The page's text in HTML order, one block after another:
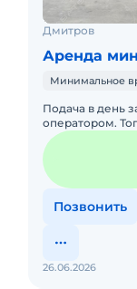
Дмитров
Аренда
Минимальное
Подача в день
оператором.
Долгосрочная
0.95 т с операт
Позвонить
26.06.2026